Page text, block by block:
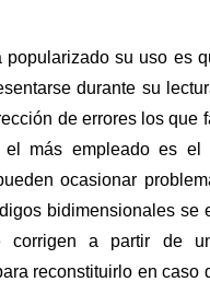
su uso es
durante su
de errores los que
el más empleado es el
ocasionar
bidimensionales se
corrigen a partir de
reconstituirlo en caso